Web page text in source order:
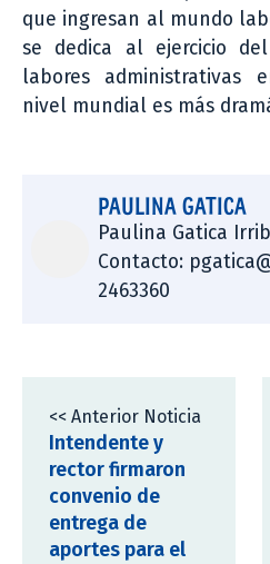
que ingresan al mundo
se dedica al ejercicio
labores administrativas
nivel mundial es más
PAULINA GATICA
Paulina Gatica
Contacto:
2463360
<< Anterior Noticia
Intendente y
rector firmaron
convenio de
entrega de
aportes para el